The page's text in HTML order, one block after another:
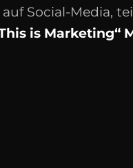
Social-Media,
is Marketing“